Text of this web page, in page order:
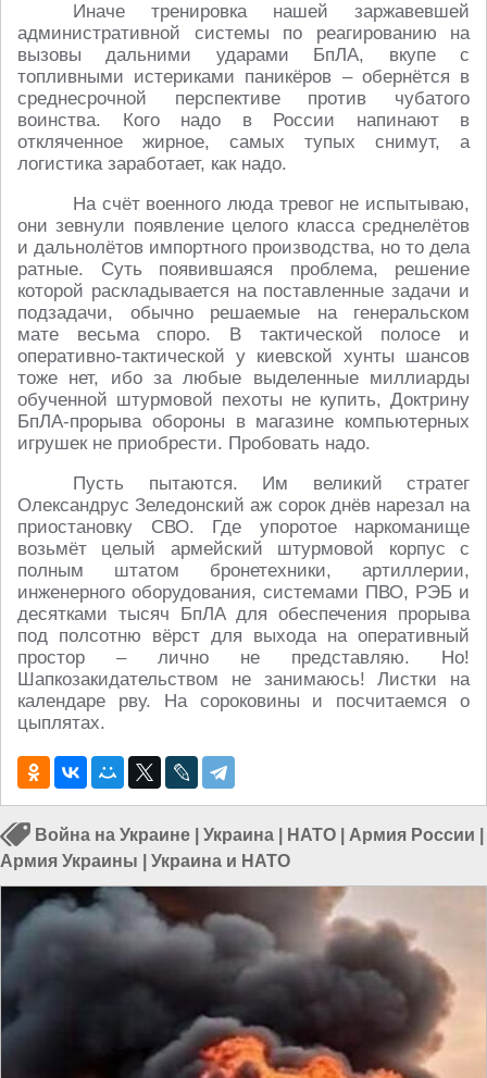
Иначе тренировка нашей заржавевшей
административной системы по реагированию на
вызовы дальними ударами БпЛА, вкупе с
топливными истериками паникёров – обернётся в
среднесрочной перспективе против чубатого
воинства. Кого надо в России напинают в
откляченное жирное, самых тупых снимут, а
логистика заработает, как надо.
На счёт военного люда тревог не испытываю,
они зевнули появление целого класса среднелётов
и дальнолётов импортного производства, но то дела
ратные. Суть появившаяся проблема, решение
которой раскладывается на поставленные задачи и
подзадачи, обычно решаемые на генеральском
мате весьма споро. В тактической полосе и
оперативно-тактической у киевской хунты шансов
тоже нет, ибо за любые выделенные миллиарды
обученной штурмовой пехоты не купить, Доктрину
БпЛА-прорыва обороны в магазине компьютерных
игрушек не приобрести. Пробовать надо.
Пусть пытаются. Им великий стратег
Олександрус Зеледонский аж сорок днёв нарезал на
приостановку СВО. Где упоротое наркоманище
возьмёт целый армейский штурмовой корпус с
полным штатом бронетехники, артиллерии,
инженерного оборудования, системами ПВО, РЭБ и
десятками тысяч БпЛА для обеспечения прорыва
под полсотню вёрст для выхода на оперативный
простор – лично не представляю. Но!
Шапкозакидательством не занимаюсь! Листки на
календаре рву. На сороковины и посчитаемся о
цыплятах.
Война на Украине Украина НАТО Армия России
Армия Украины
Украина и НАТО